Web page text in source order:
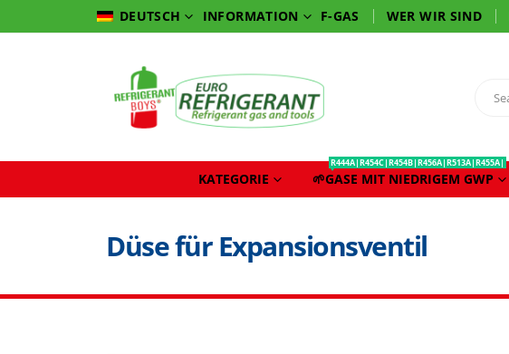
DEUTSCH INFORMATION F-GAS WER WIR SIND
KATEGORIE 🌱GASE MIT NIEDRIGEM GWP
R444A|R454C|R454B|R456A|R513A|R455A|
Düse für Expansionsventil